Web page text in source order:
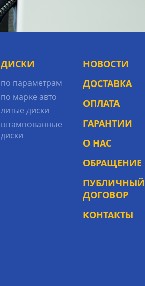
ДИСКИ
по параметрам
по марке авто
литые диски
штампованные
диски
НОВОСТИ
ДОСТАВКА
ОПЛАТА
ГАРАНТИИ
О НАС
ОБРАЩЕНИЕ
ПУБЛИЧНЫЙ
ДОГОВОР
КОНТАКТЫ